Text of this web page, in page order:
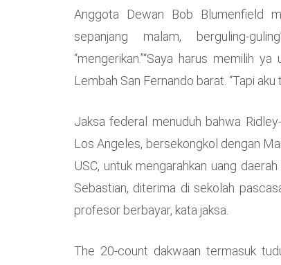
Anggota Dewan Bob Blumenfield
sepanjang malam, berguling-
“mengerikan.”“Saya harus memilih
Lembah San Fernando barat. “Tapi
Jaksa federal menuduh bahwa
Los Angeles, bersekongkol dengan
USC, untuk mengarahkan uang
Sebastian, diterima di sekolah
profesor berbayar, kata jaksa.
The 20-count dakwaan termasuk